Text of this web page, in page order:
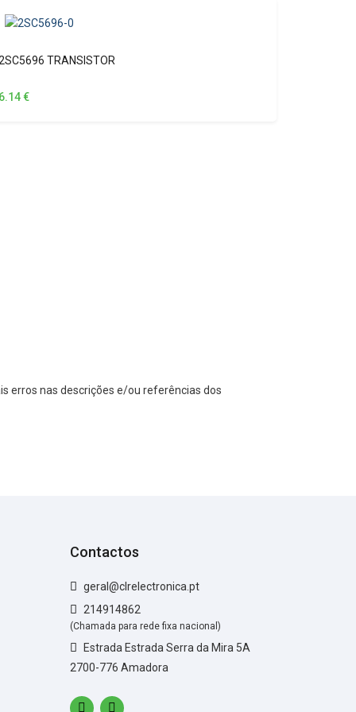
TRANSISTOR
6.14€
erros nas descrições e/ou referências dos
Contactos
geral@clrelectronica.pt
214914862
(Chamada para rede fixa nacional)
Estrada Estrada Serra da Mira 5A
2700-776 Amadora